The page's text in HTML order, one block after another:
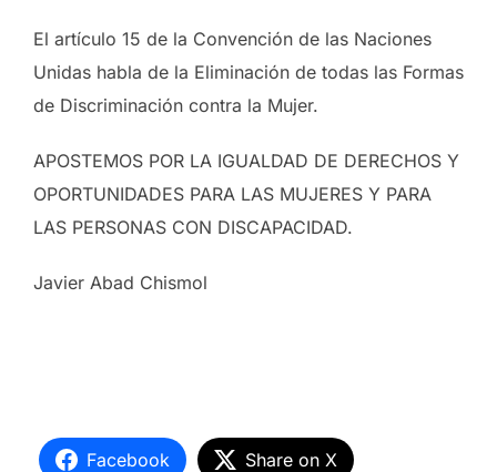
El artículo 15 de la Convención de las Naciones
Unidas habla de la Eliminación de todas las Formas
de Discriminación contra la Mujer.
APOSTEMOS POR LA IGUALDAD DE DERECHOS Y
OPORTUNIDADES PARA LAS MUJERES Y PARA
LAS PERSONAS CON DISCAPACIDAD.
Javier Abad Chismol
Facebook Share on X